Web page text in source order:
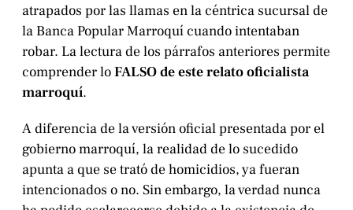
atrapados por las llamas en la céntrica sucursal de
la Banca Popular Marroquí cuando intentaban
robar. La lectura de los párrafos anteriores permite
comprender loFALSO de este relato oficialista
marroquí.
A diferencia de la versión oficial presentada por el
gobierno marroquí, la realidad de lo sucedido
apunta a que se trató de homicidios, ya fueran
intencionados o no. Sin embargo, la verdad nunca